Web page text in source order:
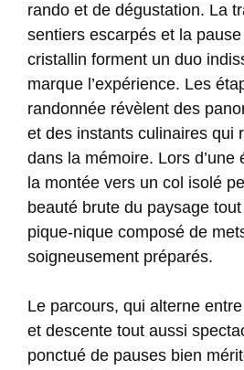
rando et de dégustation. La
sentiers escarpés et la
cristallin forment un duo
marque l’expérience. Les
randonnée révèlent des
et des instants culinaires qui
dans la mémoire. Lors d’une
la montée vers un col isolé
beauté brute du paysage
pique-nique composé de
soigneusement préparés.
Le parcours, qui alterne
et descente tout aussi
ponctué de pauses bien